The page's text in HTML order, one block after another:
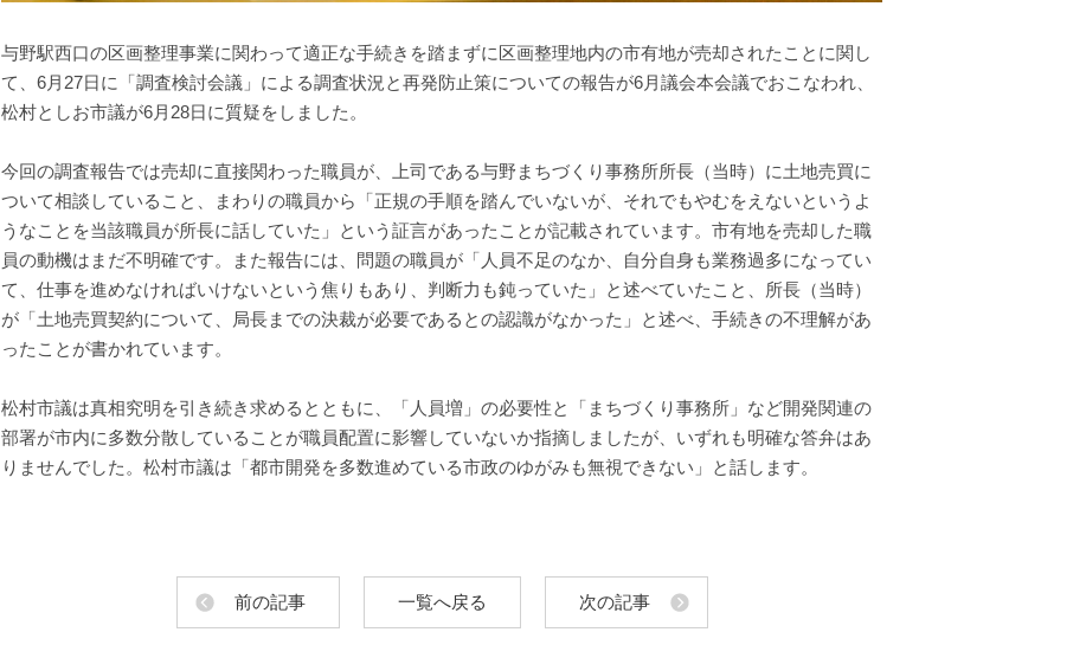
与野駅西口の区画整理事業に関わって適正な手続きを踏まずに区画整理地内の市有地が売却されたことに関し
て、6月27日に「調査検討会議」による調査状況と再発防止策についての報告が6月議会本会議でおこなわれ、
松村としお市議が6月28日に質疑をしました。
今回の調査報告では売却に直接関わった職員が、上司である与野まちづくり事務所所長（当時）に土地売買に
ついて相談していること、まわりの職員から「正規の手順を踏んでいないが、それでもやむをえないというよ
うなことを当該職員が所長に話していた」という証言があったことが記載されています。市有地を売却した職
員の動機はまだ不明確です。また報告には、問題の職員が「人員不足のなか、自分自身も業務過多になってい
て、仕事を進めなければいけないという焦りもあり、判断力も鈍っていた」と述べていたこと、所長（当時）
が「土地売買契約について、局長までの決裁が必要であるとの認識がなかった」と述べ、手続きの不理解があ
ったことが書かれています。
松村市議は真相究明を引き続き求めるとともに、「人員増」の必要性と「まちづくり事務所」など開発関連の
部署が市内に多数分散していることが職員配置に影響していないか指摘しましたが、いずれも明確な答弁はあ
りませんでした。松村市議は「都市開発を多数進めている市政のゆがみも無視できない」と話します。
前の記事 一覧へ戻る 次の記事